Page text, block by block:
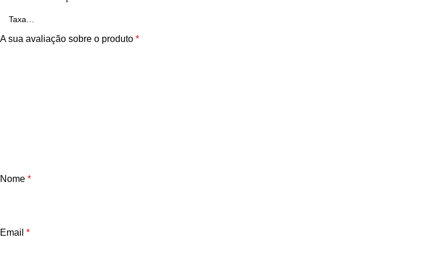
A sua avaliação sobre o produto *
Nome *
Email *